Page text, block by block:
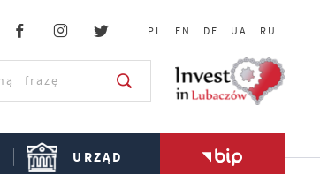
PL EN DE UA RU
URZĄD